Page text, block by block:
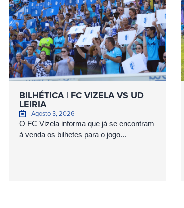
BILHÉTICA | FC VIZELA VS UD
LEIRIA
Agosto 3, 2026
O FC Vizela informa que já se encontram
à venda os bilhetes para o jogo...